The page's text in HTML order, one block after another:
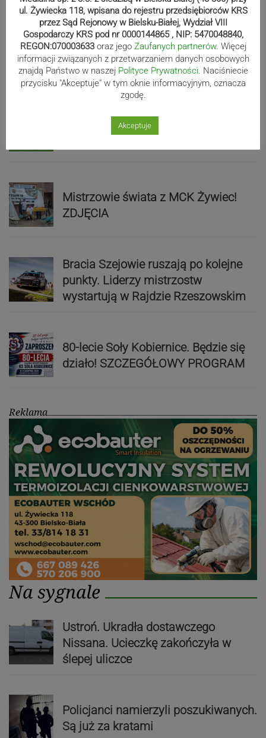
Beniaminek ze spadkowiczem na
remis. Podbeskidzie – Lechia 2:2 |
ZDJĘCIA
Biało-zieloni nadal niepokonani.
Rekord – Stal 3:1 | ZDJĘCIA
Mistrzowie świata z MCK Żywiec!
ZDJĘCIA
Bracia Szejowie ruszają po kolejne
punkty. Liderzy mistrzostw
wystartują w Rajdzie Rzeszowskim
80-lecie Soły Kobiernice. Będzie się
działo! SZCZEGÓŁOWY PROGRAM
Reklama
Na sygnale
Ustroń. Ukradła dostawczego
Nissana. Ucieczkę zakończyła w
ślepej uliczce
Policjanci namierzyli poszukiwanych.
Są już za kratami
ul. Żywiecka 118, wpisana do rejestru przedsiębiorców KRS
przez Sąd Rejonowy w Bielsku-Białej, Wydział VIII
Gospodarczy KRS pod nr 0000144865 , NIP: 5470048840,
REGON:070003633 oraz jego Zaufanych partnerów. Więcej
informacji związanych z przetwarzaniem danych osobowych
znajdą Państwo w naszej Polityce Prywatności. Naciśniecie
przycisku "Akceptuje" w tym oknie informacyjnym, oznacza
zgodę.
Akceptuje